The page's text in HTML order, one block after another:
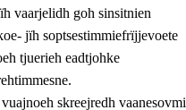
vaarjelidh goh sinsitnien
jïh soptsestimmiefrïjjevoete
tjuerieh eadtjohke
skreejredh vaanesovmi